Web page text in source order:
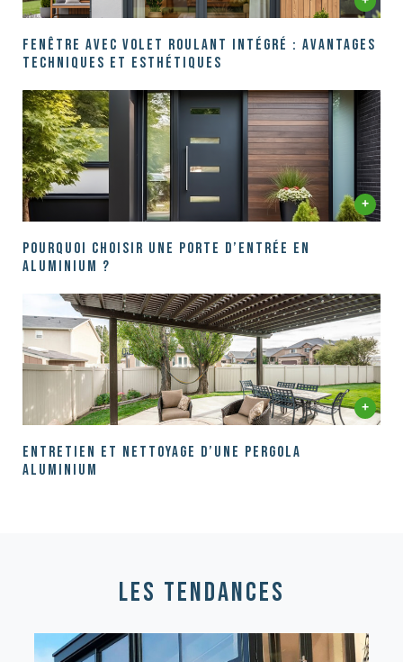
Fenêtre avec volet roulant intégré : Avantages
techniques et esthétiques
Pourquoi choisir une porte d’entrée en
aluminium ?
Entretien et nettoyage d’une pergola
aluminium
les tendances